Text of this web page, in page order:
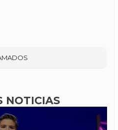
NOTICIAS